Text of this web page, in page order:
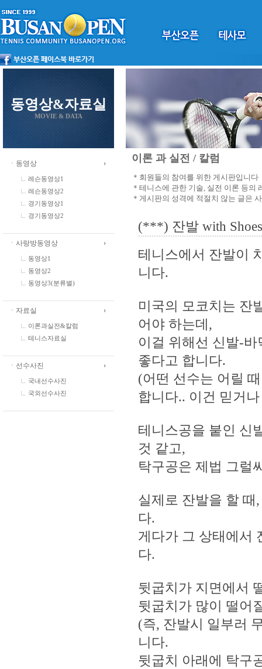
동영상&자료실
MOVIE & DATA
ㆍ동영상
레슨동영상1
레슨동영상2
경기동영상1
경기동영상2
ㆍ사랑방동영상
동영상1
동영상2
동영상3(분류별)
ㆍ자료실
이론과실전&칼럼
테니스자료실
ㆍ선수사진
국내선수사진
국외선수사진
이론 과 실전 / 칼럼
＊회원들의 참여를 위한 게시판입니다
＊테니스에 관한 기술, 실전 이론 등의
＊게시판의 성격에 적절치 않는 글은
(***) 잔발 with
테니스에서 잔발이
니다.
미국의 모코치는 잔
어야 하는데,
이걸 위해선 신발-
좋다고 합니다.
(어떤 선수는 어릴
합니다.. 이건 믿거
테니스공을 붙인 신
것 같고,
탁구공은 제법 그럴
실제로 잔발을 할 때
다.
게다가 그 상태에서
다.
뒷굽치가 지면에서
뒷굽치가 많이 떨어
(즉, 잔발시 일부러
니다.
뒷굽치 아래에 탁구